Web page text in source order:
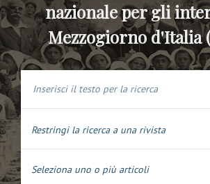
nazionale per gli
Mezzogiorno d'Italia
Restringi la ricerca a una rivista
Seleziona uno o più articoli